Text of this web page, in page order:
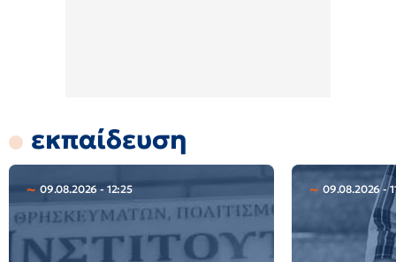
εκπαίδευση
09.08.2026 - 12:25 09.08.2026 -